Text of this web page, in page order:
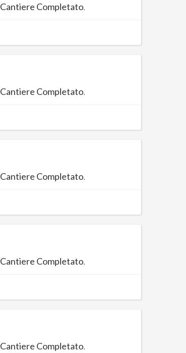
Cantiere Completato.
Cantiere Completato.
Cantiere Completato.
Cantiere Completato.
Cantiere Completato.